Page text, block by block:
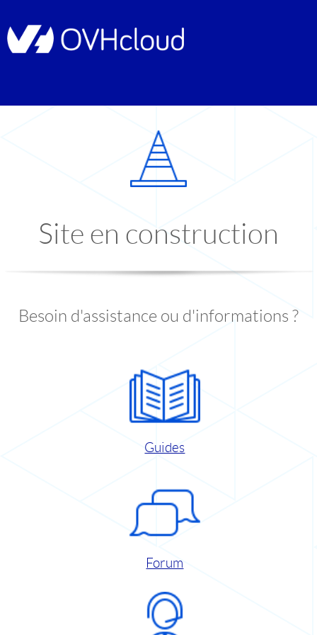
Site en construction
Besoin d'assistance ou d'informations ?
Guides
Forum